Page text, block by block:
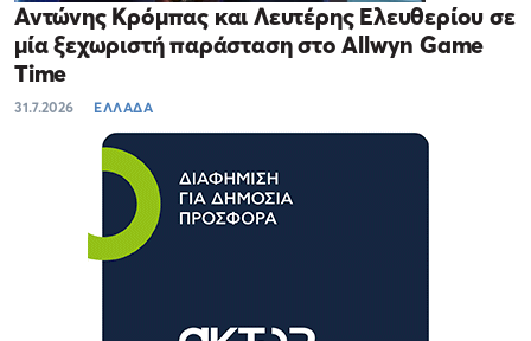
Αντώνης Κρόμπας και Λευτέρης Ελευθερίου σε
μία ξεχωριστή παράσταση στο Allwyn Game
Time
31.7.2026 ΕΛΛΑΔΑ